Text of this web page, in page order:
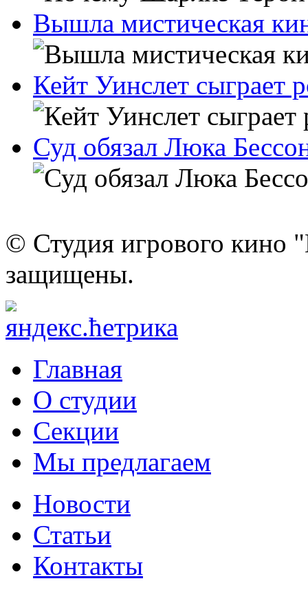
Вышла мистическая
Кейт Уинслет сыграет
Суд обязал Люка
© Студия игрового кино
защищены.
Главная
О студии
Секции
Мы предлагаем
Новости
Статьи
Контакты